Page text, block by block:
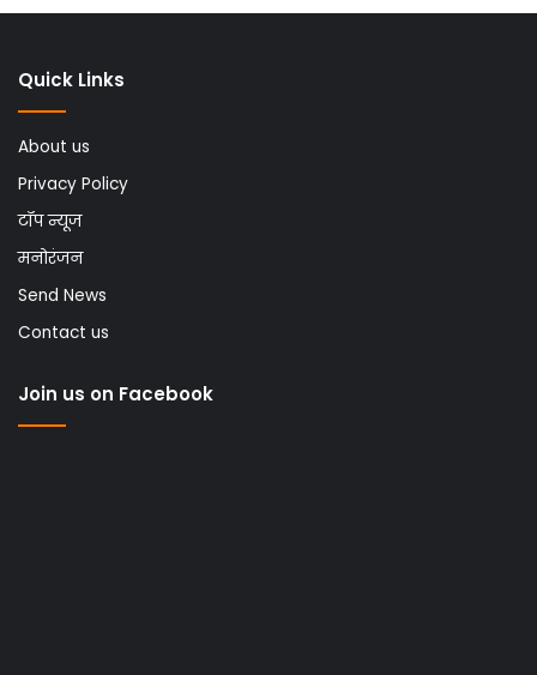
Quick Links
About us
Privacy Policy
टॉप न्यूज
मनोरंजन
Send News
Contact us
Join us on Facebook